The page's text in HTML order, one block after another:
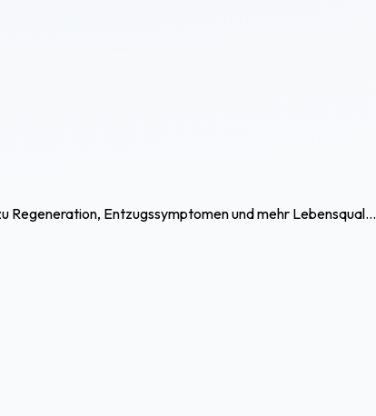
Regeneration, Entzugssymptomen und mehr Lebensqual...